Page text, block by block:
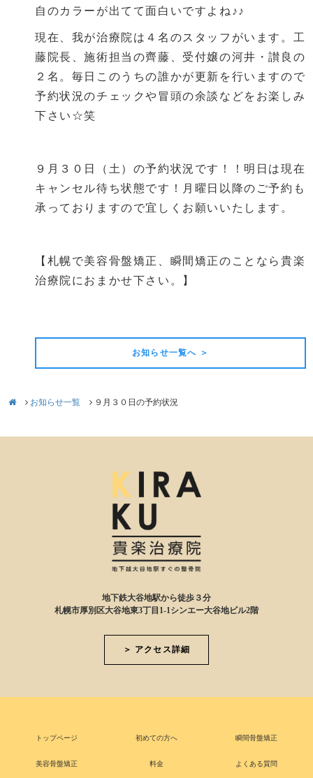
自のカラーが出てて面白いですよね♪♪
現在、我が治療院は４名のスタッフがいます。工
藤院長、施術担当の齊藤、受付嬢の河井・讃良の
２名。毎日このうちの誰かが更新を行いますので
予約状況のチェックや冒頭の余談などをお楽しみ
下さい☆笑
９月３０日（土）の予約状況です！！明日は現在
キャンセル待ち状態です！月曜日以降のご予約も
承っておりますので宜しくお願いいたします。
【札幌で美容骨盤矯正、瞬間矯正のことなら貴楽
治療院におまかせ下さい。】
お知らせ一覧へ ＞
お知らせ一覧 ９月３０日の予約状況
地下鉄大谷地駅から徒歩３分
札幌市厚別区大谷地東3丁目1-1シンエー大谷地ビル2階
＞ アクセス詳細
トップページ 初めての方へ 瞬間骨盤矯正
美容骨盤矯正 料金 よくある質問